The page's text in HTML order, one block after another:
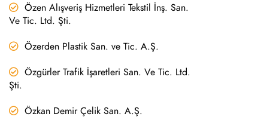
Özen Alışveriş Hizmetleri Tekstil İnş. San.
Ve Tic. Ltd. Şti.
Özerden Plastik San. ve Tic. A.Ş.
Özgürler Trafik İşaretleri San. Ve Tic. Ltd.
Şti.
Özkan Demir Çelik San. A.Ş.